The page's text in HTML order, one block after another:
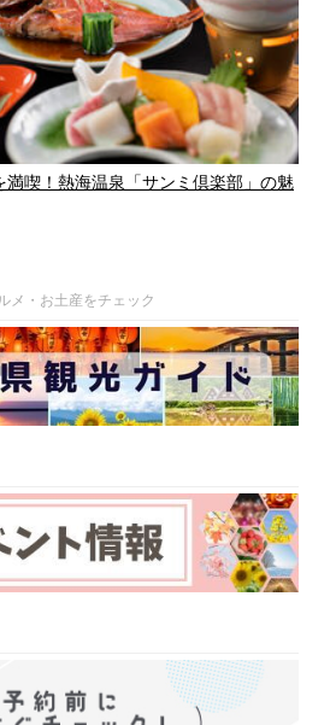
喫！熱海温泉「サンミ倶楽部」の魅
メ・お土産をチェック